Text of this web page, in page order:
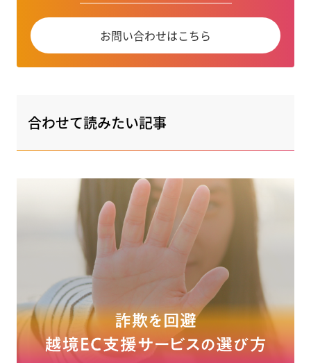
お問い合わせはこちら
合わせて読みたい記事